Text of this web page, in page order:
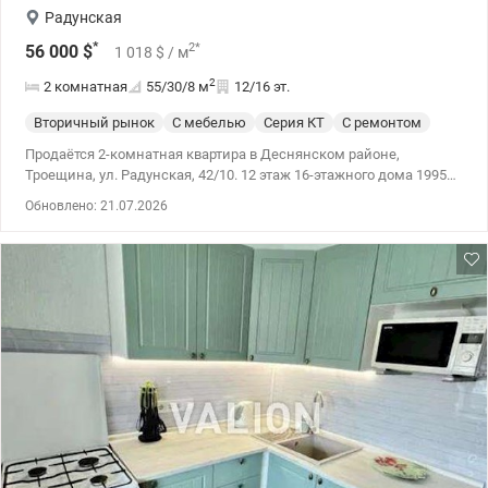
Радунская
56 000 $* 1 018 $ / м2*
2 комнатная 55/30/8 м2 12/16 эт.
Вторичный рынок С мебелью Серия КТ
С ремонтом
Продаётся 2-комнатная квартира в Деснянском районе,
Троещина, ул. Радунская, 42/10. 12 этаж 16-этажного дома 1995
жилое состояние. Мебель и техника остаются новому
владельцу. Аккуратный подъезд, ухоженная придомовая
площадки, супермаркеты, ТЦ, кафе и рестораны, аптеки.
Хорошая транспортная развязка. Цена 57 000 у.е. (093) 939-77-45,
(097) 939-77-45 Нина. valion.ua/1149544
Обновлено: 21.07.2026